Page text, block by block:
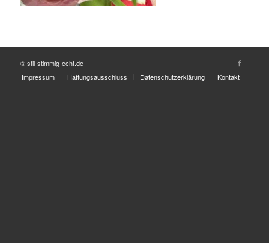
© stil-stimmig-echt.de
Impressum
Haftungsausschluss Datenschutzerklärung Kontakt